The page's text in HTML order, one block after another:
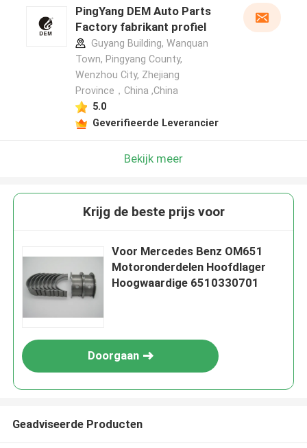
PingYang DEM Auto Parts
Factory fabrikant profiel
Guyang Building, Wanquan
Town, Pingyang County,
Wenzhou City, Zhejiang
Province，China ,China
5.0
Geverifieerde Leverancier
Bekijk meer
Krijg de beste prijs voor
Voor Mercedes Benz OM651
Motoronderdelen Hoofdlager
Hoogwaardige 6510330701
Doorgaan
Geadviseerde Producten